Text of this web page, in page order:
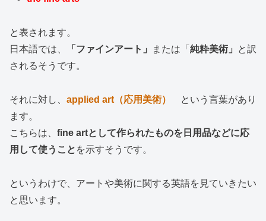
と表されます。
日本語では、
「ファインアート」 または「 純粋美術」
と訳
されるそうです。
それに対し、 applied art（応用美術）
という言葉があり
ます。
こちらは、 fine artとして作られたものを日用品などに応
用して使うこと を示すそうです。
というわけで、アートや美術に関する英語を見ていきたい
と思います。